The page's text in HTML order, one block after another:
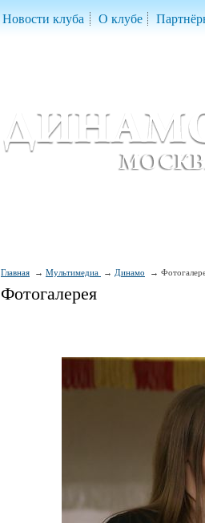
Новости клуба О клубе
Главная Мультимедиа Динамо
Фотогалерея